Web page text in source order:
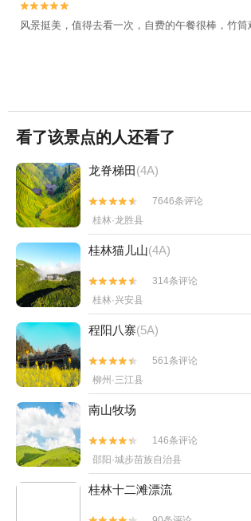


风景挺美，值得去看一次，自费的午餐很棒，竹
看了该景点的人还看了
龙脊梯田(4A)


7646条评论
桂林·龙胜县
桂林猫儿山(4A)


314条评论
桂林·兴安县
程阳八寨(5A)


561条评论
柳州·三江县
南山牧场


146条评论
邵阳·城步苗族自治县
桂林十二滩漂流